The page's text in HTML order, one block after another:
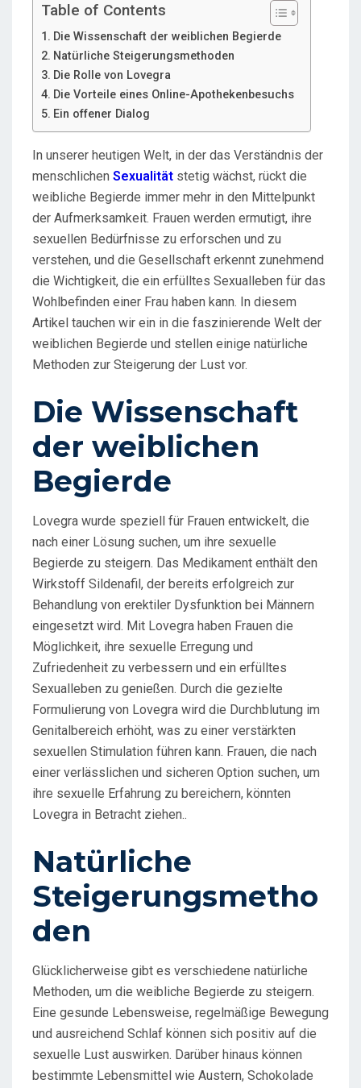
Table of Contents
Die Wissenschaft der weiblichen Begierde
Natürliche Steigerungsmethoden
Die Rolle von Lovegra
Die Vorteile eines Online-Apothekenbesuchs
Ein offener Dialog
In unserer heutigen Welt, in der das Verständnis der
menschlichen Sexualität stetig wächst, rückt die
weibliche Begierde immer mehr in den Mittelpunkt
der Aufmerksamkeit. Frauen werden ermutigt, ihre
sexuellen Bedürfnisse zu erforschen und zu
verstehen, und die Gesellschaft erkennt zunehmend
die Wichtigkeit, die ein erfülltes Sexualleben für das
Wohlbefinden einer Frau haben kann. In diesem
Artikel tauchen wir ein in die faszinierende Welt der
weiblichen Begierde und stellen einige natürliche
Methoden zur Steigerung der Lust vor.
Die Wissenschaft
der weiblichen
Begierde
Lovegra wurde speziell für Frauen entwickelt, die
nach einer Lösung suchen, um ihre sexuelle
Begierde zu steigern. Das Medikament enthält den
Wirkstoff Sildenafil, der bereits erfolgreich zur
Behandlung von erektiler Dysfunktion bei Männern
eingesetzt wird. Mit Lovegra haben Frauen die
Möglichkeit, ihre sexuelle Erregung und
Zufriedenheit zu verbessern und ein erfülltes
Sexualleben zu genießen. Durch die gezielte
Formulierung von Lovegra wird die Durchblutung im
Genitalbereich erhöht, was zu einer verstärkten
sexuellen Stimulation führen kann. Frauen, die nach
einer verlässlichen und sicheren Option suchen, um
ihre sexuelle Erfahrung zu bereichern, könnten
Lovegra in Betracht ziehen..
Natürliche
Steigerungsmetho
den
Glücklicherweise gibt es verschiedene natürliche
Methoden, um die weibliche Begierde zu steigern.
Eine gesunde Lebensweise, regelmäßige Bewegung
und ausreichend Schlaf können sich positiv auf die
sexuelle Lust auswirken. Darüber hinaus können
bestimmte Lebensmittel wie Austern, Schokolade